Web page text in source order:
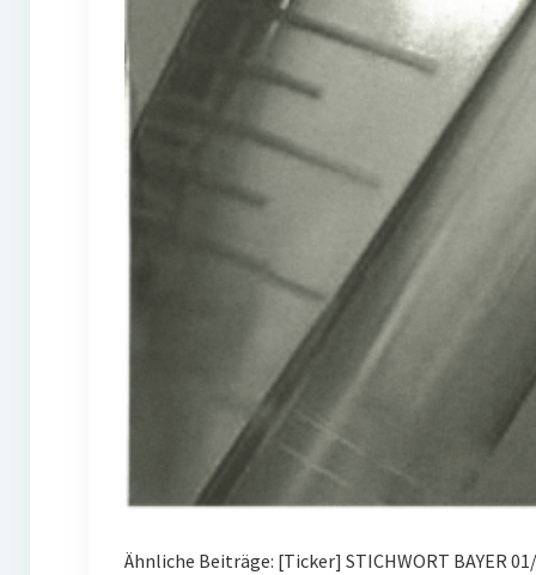
Ähnliche Beiträge: [Ticker] STICHWORT BAYER